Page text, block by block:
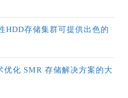
HDD存储集群可提供出色的
化 SMR 存储解决方案的大